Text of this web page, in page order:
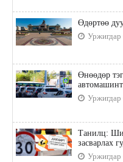
Өдөртөө
Уржигдар
Өнөөдөр
Уржигдар
Танилц:
засварлах
Уржигдар